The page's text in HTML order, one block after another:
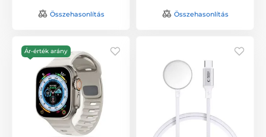
Összehasonlítás Összehasonlítás
Ár-érték arány